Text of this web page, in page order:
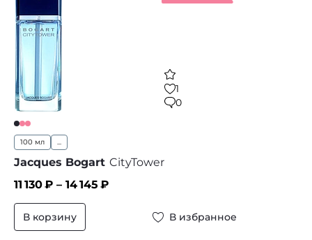
1
0
100 мл ...
Jacques Bogart CityTower
11 130₽ – 14 145 ₽
В корзину В избранное